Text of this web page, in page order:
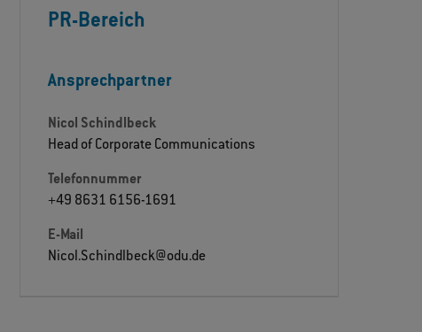
PR-Bereich
Ansprechpartner
Nicol Schindlbeck
Head of Corporate Communications
Telefonnummer
+49 8631 6156-1691
E-Mail
Nicol.Schindlbeck@odu.de